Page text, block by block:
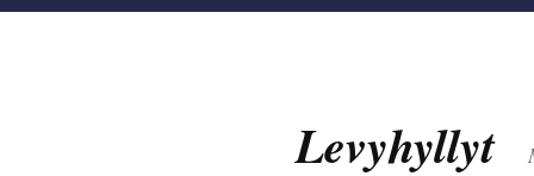
Levyhyllyt